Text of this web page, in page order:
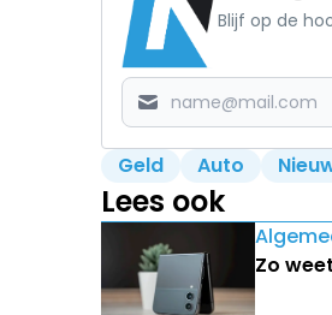
Blijf op de
Geld Auto
Lees ook
Zo